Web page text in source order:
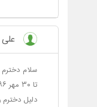
علی
دلیل